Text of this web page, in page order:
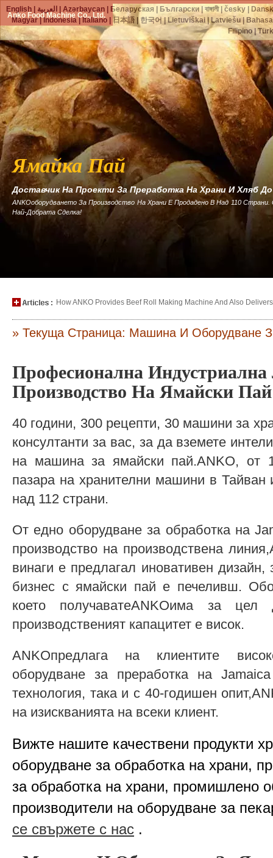
Anko Food Machine Co., Ltd.
Ямайка Пай
Доставчик На Проекти За Преработка На Храни И Хляб
ANKOоборудването За Производство На Храни Е Продадено В Над 110
Най-Добрата Сделка!
How ANKO Provides Beef Roll Making Machine And Also
» Текуща Страница: Машина И Оборудване
Професионална
Производство На Ямайски
40 години, 300 рецепти, 30 машини за
консултанти за вас, за да вземете
на машина за ямайски пай.ANKO, от
пазара на хранителни машини в Тайван
над 112 страни.
От едно оборудване за обработка на
производство на производствена
винаги е предлагал иновативен
бизнес с ямайски пай е печеливш.
което получаватеANKOима за
производственият капацитет е висок.
ANKOпредлага на клиентите
оборудване за преработка на
технология, така и с 40-годишен
на изискванията на всеки клиент.
Вижте нашите качествени продукти
оборудване за обработка на храни,
за обработка на храни, промишлено
производители на оборудване за
се свържете с нас .
English العربية |Azərbaycan Беларуская Български |বাঙ্গালী|česky
Magyar|Indonesia| Italiano| 日本語|한국어|Lietuviškai|Latviešu|
Filipino|